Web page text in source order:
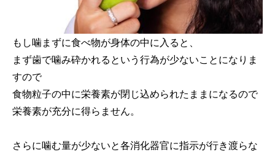
もし噛まずに食べ物が身体の中に入ると、
まず歯で噛み砕かれるという行為が少ないことになりま
すので
食物粒子の中に栄養素が閉じ込められたままになるので
栄養素が充分に得らません。
さらに噛む量が少ないと各消化器官に指示が行き渡らな